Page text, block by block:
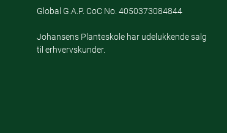
Global G.A.P. CoC No. 4050373084844
Johansens Planteskole har udelukkende salg
til erhvervskunder.